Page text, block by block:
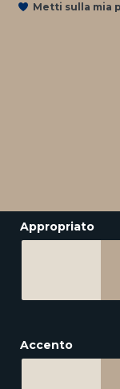
Metti sulla mia
Appropriato
Accento